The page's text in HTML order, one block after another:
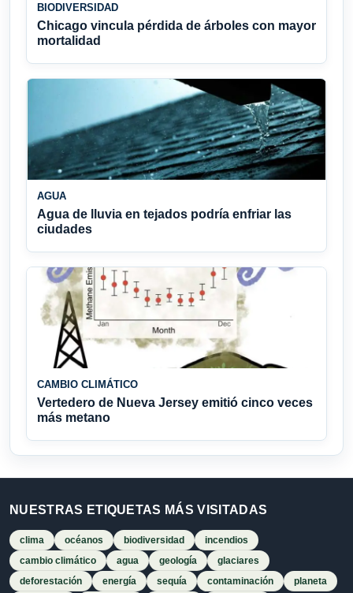
BIODIVERSIDAD
Chicago vincula pérdida de árboles con mayor
mortalidad
AGUA
Agua de lluvia en tejados podría enfriar las
ciudades
CAMBIO CLIMÁTICO
Vertedero de Nueva Jersey emitió cinco veces
más metano
NUESTRAS ETIQUETAS MÁS VISITADAS
clima océanos biodiversidad
incendios
cambio climático
agua geología
glaciares
deforestación
energía sequía contaminación
planeta